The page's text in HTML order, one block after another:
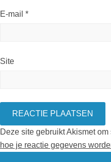
E-mail *
Site
Deze site gebruikt Akismet
hoe je reactie gegevens